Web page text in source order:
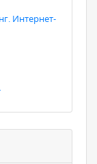
Интернет-